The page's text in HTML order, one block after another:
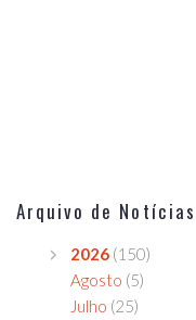
Arquivo de Notícias
2026 (150)
Agosto (5)
Julho (25)